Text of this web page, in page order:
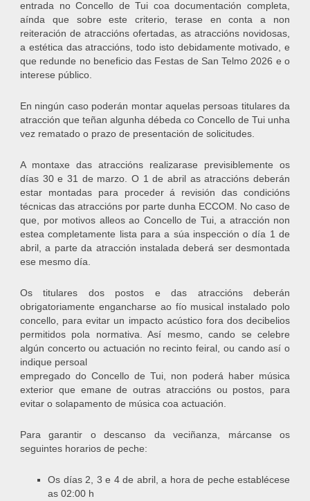
entrada no Concello de Tui coa documentación completa,
aínda que sobre este criterio, terase en conta a non
reiteración de atraccións ofertadas, as atraccións novidosas,
a estética das atraccións, todo isto debidamente motivado, e
que redunde no beneficio das Festas de San Telmo 2026 e o
interese público.
En ningún caso poderán montar aquelas persoas titulares da
atracción que teñan algunha débeda co Concello de Tui unha
vez rematado o prazo de presentación de solicitudes.
A montaxe das atraccións realizarase previsiblemente os
días 30 e 31 de marzo. O 1 de abril as atraccións deberán
estar montadas para proceder á revisión das condicións
técnicas das atraccións por parte dunha ECCOM. No caso de
que, por motivos alleos ao Concello de Tui, a atracción non
estea completamente lista para a súa inspección o día 1 de
abril, a parte da atracción instalada deberá ser desmontada
ese mesmo día.
Os titulares dos postos e das atraccións deberán
obrigatoriamente engancharse ao fío musical instalado polo
concello, para evitar un impacto acústico fora dos decibelios
permitidos pola normativa. Así mesmo, cando se celebre
algún concerto ou actuación no recinto feiral, ou cando así o
indique persoal
empregado do Concello de Tui, non poderá haber música
exterior que emane de outras atraccións ou postos, para
evitar o solapamento de música coa actuación.
Para garantir o descanso da veciñanza, márcanse os
seguintes horarios de peche:
Os días 2, 3 e 4 de abril, a hora de peche establécese
as 02:00 h